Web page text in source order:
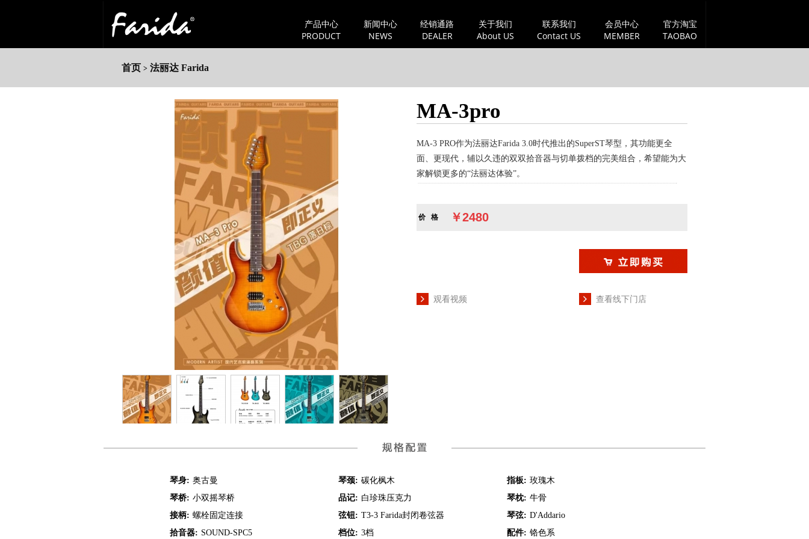
产品中心
PRODUCT
新闻中心
NEWS
经销通路
DEALER
关于我们
About US
联系我们
Contact US
会员中心
MEMBER
官方淘宝
TAOBAO
首页 > 法丽达 Farida
MA-3pro
MA-3 PRO作为法丽达Farida 3.0时代推出的SuperST琴型，其功能更全
面、更现代，辅以久违的双双拾音器与切单拨档的完美组合，希望能为大
家解锁更多的“法丽达体验”。
价 格 ￥2480
观看视频 查看线下门店
琴身: 奥古曼 琴颈: 碳化枫木 指板: 玫瑰木
琴桥: 小双摇琴桥 品记: 白珍珠压克力 琴枕: 牛骨
接柄: 螺栓固定连接 弦钮: T3-3 Farida封闭卷弦器 琴弦: D'Addario
拾音器: SOUND-SPC5 档位: 3档 配件: 铬色系